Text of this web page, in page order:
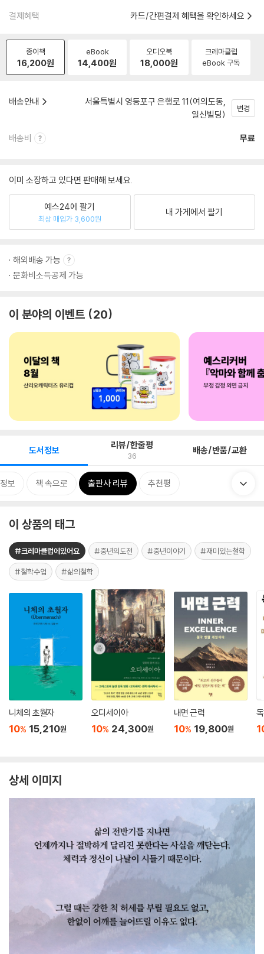
결제혜택 카드/간편결제 혜택을 확인하세요
종이책
16,200원
eBook
14,400원
오디오북
18,000원
크레마클럽
eBook 구독
배송안내
서울특별시 영등포구 은행로 11(여의도동,
일신빌딩)
변경
배송비 무료
이미 소장하고 있다면 판매해 보세요.
예스24에 팔기
최상 매입가 3,600원
내 가게에서 팔기
해외배송 가능
문화비소득공제 가능
이 분야의 이벤트 20
도서정보 리뷰/한줄평
36 배송/반품/교환
보 책 속으로 출판사 리뷰 추천평
이 상품의 태그
#크레마클럽에있어요 #중년의도전 #중년이야기 #재미있는철학
#철학수업 #삶의철학
니체의 초월자
10% 15,210원
오디세이아
10% 24,300원
내면 근력
10% 19,800원
상세 이미지